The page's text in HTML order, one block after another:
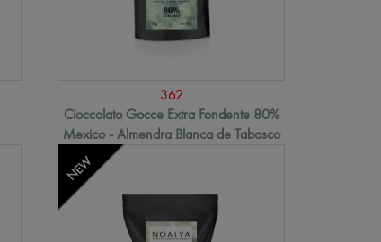
362
Cioccolato Gocce Extra Fondente 80%
Mexico - Almendra Blanca de Tabasco
NEW